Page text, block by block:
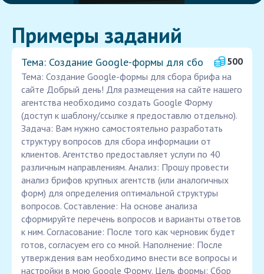
Примеры заданий
Тема: Создание Google-формы для сбо
500
Тема: Создание Google-формы для сбора брифа на
сайте Добрый день! Для размещения на сайте нашего
агентства необходимо создать Google Форму
(доступ к шаблону/ссылке я предоставлю отдельно).
Задача: Вам нужно самостоятельно разработать
структуру вопросов для сбора информации от
клиентов. Агентство предоставляет услуги по 40
различным направлениям. Анализ: Прошу провести
анализ брифов крупных агентств (или аналогичных
форм) для определения оптимальной структуры
вопросов. Составление: На основе анализа
сформируйте перечень вопросов и варианты ответов
к ним. Согласование: После того как черновик будет
готов, согласуем его со мной. Наполнение: После
утверждения вам необходимо внести все вопросы и
настройки в мою Google Форму. Цель формы: Сбор